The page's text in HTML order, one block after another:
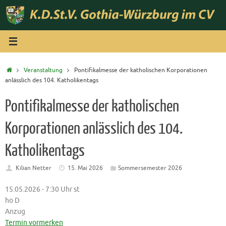
Zum
Inhalt
springen
StartVeranstaltung
Pontifikalmesse der katholischen Korporationen
anlässlich des 104. Katholikentags
Pontifikalmesse der katholischen
Korporationen anlässlich des 104.
Katholikentags
Kilian Netter 15. Mai 2026 Sommersemester 2026
15.05.2026 - 7:30 Uhr st
ho D
Anzug
Termin vormerken